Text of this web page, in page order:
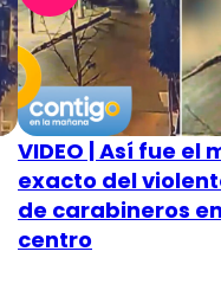
VIDEO | Así fue el
exacto del
de carabineros
centro